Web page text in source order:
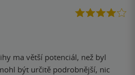
ma větší potenciál, než byl
být určitě podrobnější, nic